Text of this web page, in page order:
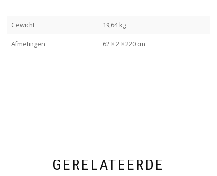
Gewicht 19,64 kg
Afmetingen 62 × 2 × 220 cm
GERELATEERDE